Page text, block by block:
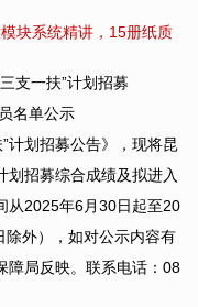
块系统精讲，15册纸质
支一扶”计划招募
名单公示
计划招募公告》，现将昆
划招募综合成绩及拟进入
从2025年6月30日起至20
外），如对公示内容有
障局反映。联系电话：08